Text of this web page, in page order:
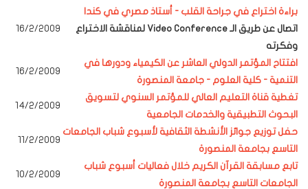
براءة اختراع في جراحة القلب - أستاذ مصري في كندا
اتصال عن طريق الـ Video Conference لمناقشة الاختراع
وفكرته
16/2/2009
افتتاح المؤتمر الدولي العاشر عن الكيمياء ودورها في
التنمية - كلية العلوم - جامعة المنصورة
16/2/2009
تغطية قناة التعليم العالي للمؤتمر السنوي لتسويق
البحوث التطبيقية والخدمات الجامعية
14/2/2009
حفل توزيع جوائز الأنشطة الثقافية لأسبوع شباب الجامعات
التاسع بجامعة المنصورة
11/2/2009
تابع مسابقة القرآن الكريم خلال فعاليات أسبوع شباب
الجامعات التاسع بجامعة المنصورة
10/2/2009